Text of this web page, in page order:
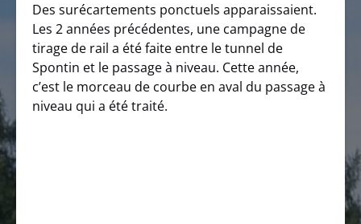
Des surécartements ponctuels apparaissaient.
Les 2 années précédentes, une campagne de
tirage de rail a été faite entre le tunnel de
Spontin et le passage à niveau. Cette année,
c’est le morceau de courbe en aval du passage à
niveau qui a été traité.